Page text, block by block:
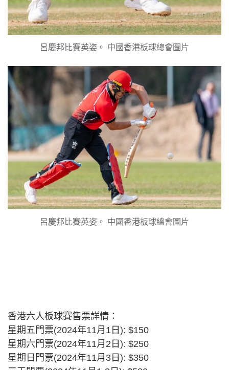
呂慶邦比賽英姿。 中國香港板球總會圖片
呂慶邦比賽英姿。 中國香港板球總會圖片
香港六人板球賽售票詳情：
星期五門票(2024年11月1日): $150
星期六門票(2024年11月2日): $250
星期日門票(2024年11月3日): $350